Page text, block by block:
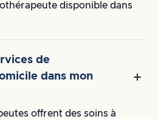
disponible dans
de
dans mon
offrent des soins à